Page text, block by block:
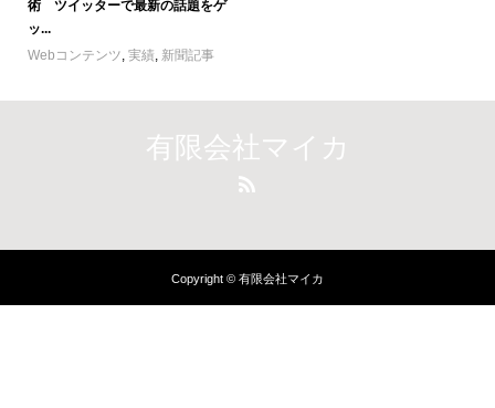
術 ツイッターで最新の話題をゲ
ッ...
Webコンテンツ 実績 新聞記事
有限会社マイカ
Copyright © 有限会社マイカ